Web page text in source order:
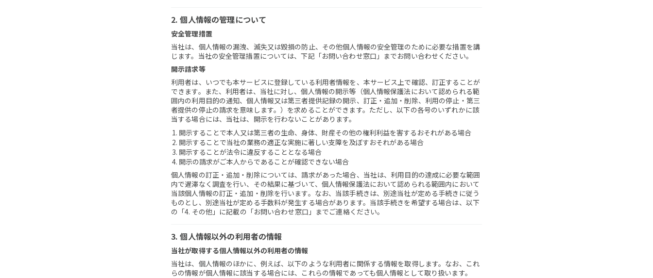
2. 個人情報の管理について
安全管理措置
当社は、個人情報の漏洩、滅失又は毀損の防止、その他個人情報の安全管理のために必要な措置を講
じます。当社の安全管理措置については、下記「お問い合わせ窓口」までお問い合わせください。
開示請求等
利用者は、いつでも本サービスに登録している利用者情報を、本サービス上で確認、訂正することが
できます。また、利用者は、当社に対し、個人情報の開示等（個人情報保護法において認められる範
囲内の利用目的の通知、個人情報又は第三者提供記録の開示、訂正・追加・削除、利用の停止・第三
者提供の停止の請求を意味します。）を求めることができます。ただし、以下の各号のいずれかに該
当する場合には、当社は、開示を行わないことがあります。
開示することで本人又は第三者の生命、身体、財産その他の権利利益を害するおそれがある場合
開示することで当社の業務の適正な実施に著しい支障を及ぼすおそれがある場合
開示することが法令に違反することとなる場合
開示の請求がご本人からであることが確認できない場合
個人情報の訂正・追加・削除については、請求があった場合、当社は、利用目的の達成に必要な範囲
内で遅滞なく調査を行い、その結果に基づいて、個人情報保護法において認められる範囲内において
当該個人情報の訂正・追加・削除を行います。なお、当該手続きは、別途当社が定める手続きに従う
ものとし、別途当社が定める手数料が発生する場合があります。当該手続きを希望する場合は、以下
の「4. その他」に記載の「お問い合わせ窓口」までご連絡ください。
3. 個人情報以外の利用者の情報
当社が取得する個人情報以外の利用者の情報
当社は、個人情報のほかに、例えば、以下のような利用者に関係する情報を取得します。なお、これ
らの情報が個人情報に該当する場合には、これらの情報であっても個人情報として取り扱います。